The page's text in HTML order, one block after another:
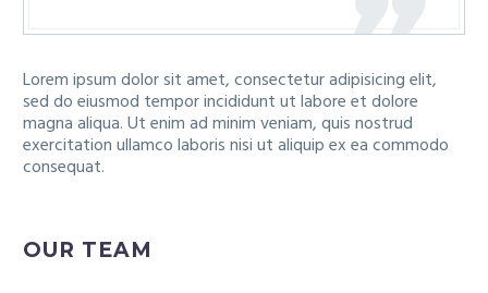
Lorem ipsum dolor sit amet, consectetur adipisicing elit,
sed do eiusmod tempor incididunt ut labore et dolore
magna aliqua. Ut enim ad minim veniam, quis nostrud
exercitation ullamco laboris nisi ut aliquip ex ea commodo
consequat.
OUR TEAM